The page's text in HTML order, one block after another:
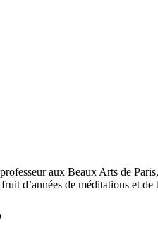
aux Beaux Arts de
d’années de méditations et